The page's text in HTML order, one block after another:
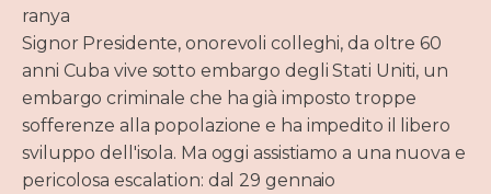
ranya
Signor Presidente, onorevoli colleghi, da oltre 60
anni Cuba vive sotto embargo degli Stati Uniti, un
embargo criminale che ha già imposto troppe
sofferenze alla popolazione e ha impedito il libero
sviluppo dell'isola. Ma oggi assistiamo a una nuova e
pericolosa escalation: dal 29 gennaio